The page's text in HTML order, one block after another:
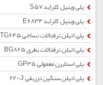
پلی وینیل کلراید S57
پلی وینیل کلراید E6834
پلی اتیلن ترفتالات نساجی TG645
پلی اتیلن ترفتالات بطری BG825
پلی استایرن معمولی GP35
پلی اتیلن سنگین تزریقی 2200J